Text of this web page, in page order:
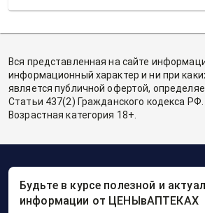
Вся представленная на сайте
информационный характер и ни при
является публичной офертой,
Статьи 437(2) Гражданского кодекса РФ.
Возрастная категория 18+.
Будьте в курсе полезной и
информации от ЦЕНЫвАПТЕКАХ